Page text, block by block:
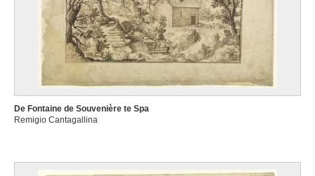
De Fontaine de Souvenière te Spa
Remigio Cantagallina